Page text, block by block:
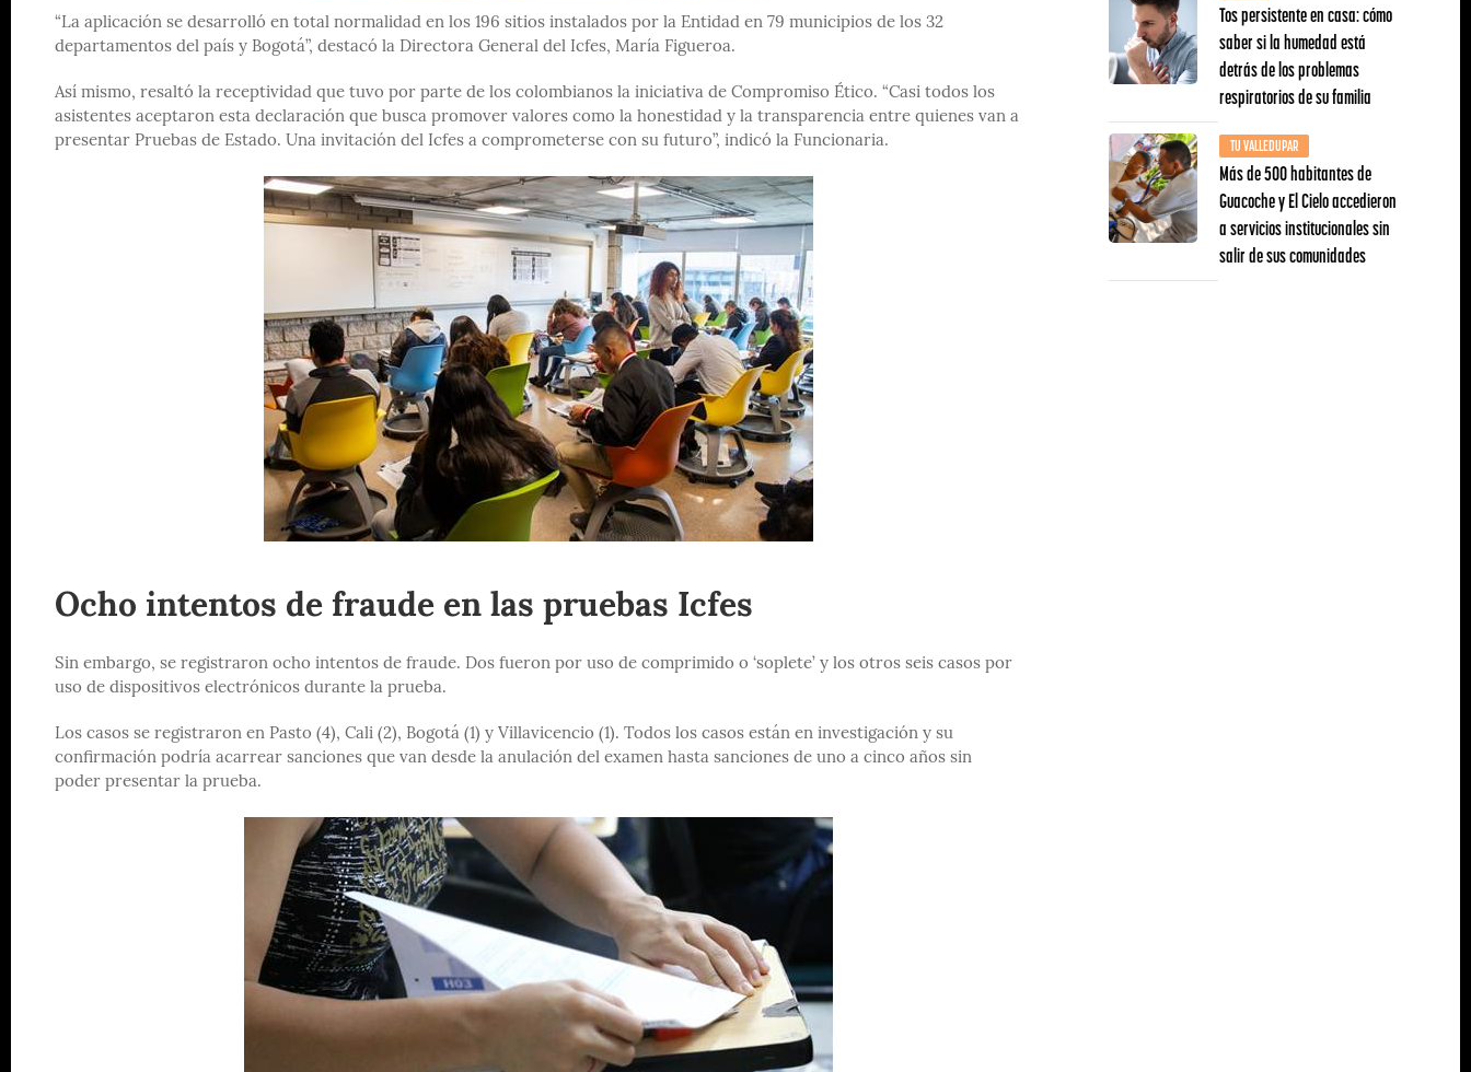
“La aplicación se desarrolló en total normalidad en los 196 sitios instalados por la Entidad en 79 municipios de los 32
departamentos del país y Bogotá”, destacó la Directora General del Icfes, María Figueroa.
Así mismo, resaltó la receptividad que tuvo por parte de los colombianos la iniciativa de Compromiso Ético. “Casi todos los
asistentes aceptaron esta declaración que busca promover valores como la honestidad y la transparencia entre quienes van a
presentar Pruebas de Estado. Una invitación del Icfes a comprometerse con su futuro”, indicó la Funcionaria.
Ocho intentos de fraude en las pruebas Icfes
Sin embargo, se registraron ocho intentos de fraude. Dos fueron por uso de comprimido o ‘soplete’ y los otros seis casos por
uso de dispositivos electrónicos durante la prueba.
Los casos se registraron en Pasto (4), Cali (2), Bogotá (1) y Villavicencio (1). Todos los casos están en investigación y su
confirmación podría acarrear sanciones que van desde la anulación del examen hasta sanciones de uno a cinco años sin
poder presentar la prueba.
Tos persistente en casa: cómo
saber si la humedad está
detrás de los problemas
respiratorios de su familia
TU VALLEDUPAR
Más de 500 habitantes de
Guacoche y El Cielo accedieron
a servicios institucionales sin
salir de sus comunidades